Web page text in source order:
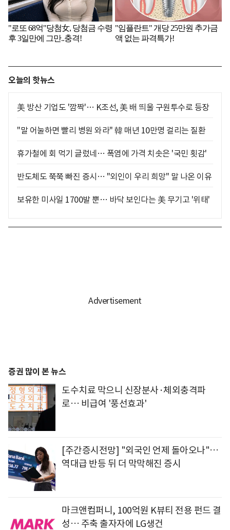
오늘의 핫뉴스
美 방산 기업도 '깜짝'… K조선, 美 배 띄울 구원투수로 등장
"말 어눌하면 빨리 병원 와라" 韓 매년 10만명 걸리는 질환
휴가철에 회 먹기 글렀네… 폭염에 가격 치솟은 '국민 횟감'
반도체도 쭉쭉 빠진 증시… "외인이 우리 희망" 말 나온 이유
보유한 미사일 1700발 뿐… 바닥 보인다는 美 무기고 '위태'
증권 많이 본 뉴스
도수치료 막으니 신장분사·체외충격파
로… 비급여 '풍선효과'
[주간증시전망] "외국인 언제 돌아오나"…
역대급 반등 뒤 더 막막해진 증시
마크앤컴퍼니, 100억원 K뷰티 전용 펀드 결
성… 주축 출자자에 LG생건